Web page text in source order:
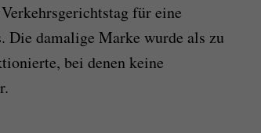
für eine
Die damalige Marke wurde als zu
bei denen keine